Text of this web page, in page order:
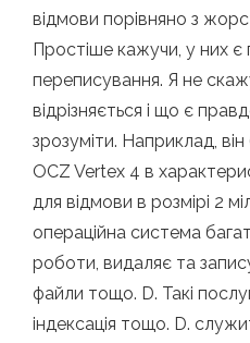
відмови порівняно з
Простіше кажучи, у них є
переписування. Я не
відрізняється і що є
зрозуміти. Наприклад,
OCZ Vertex 4 в
для відмови в розмірі 2
операційна система
роботи, видаляє та
файли тощо. D. Такі
індексація тощо. D.